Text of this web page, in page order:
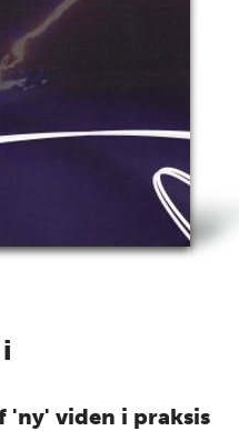
'ny' viden i praksis